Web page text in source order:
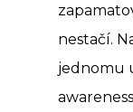
nestačí.
jednomu